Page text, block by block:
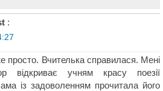
:
просто. Вчителька справилася. Мені
відкриває учням красу поезії
із задоволенням прочитала його